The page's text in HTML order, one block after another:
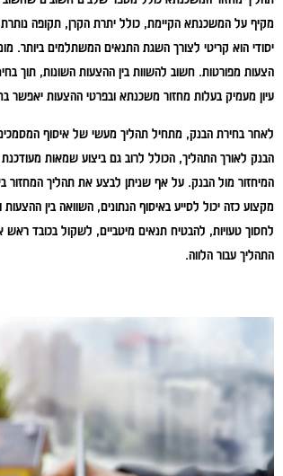
מקיף על המשכנתא הקיימת, כולל יתרת הקרן, תקופה
יסודי הוא קריטי לצורך השגת התנאים המשתלמים ביותר.
הצעות מפורטות. חשוב להשוות בין ההצעות השונות, תוך
עיון מעמיק בעלות מחזור משכנתא ובפרטי ההצעות יאפשר
לאחר בחירת הבנק, מתחיל תהליך מעשי של איסוף
הבנק לאורך התהליך, הכולל לרוב גם ביצוע שמאות
המיחזור מול הבנק. על אף שניתן לבצע את תהליך המחזור
מקצוע כזה יכול לסייע באיסוף הנתונים, השוואה בין
לחסוך טעויות, להבטיח תנאים מיטביים, לשקול בכובד
התהליך עבור הלווה.